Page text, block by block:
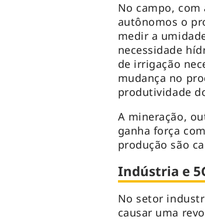
No campo,
autônomos o
medir a
necessidade
de irrigação
mudança no
produtividade
A mineração,
ganha força
produção são
Indústria e
No setor
causar uma